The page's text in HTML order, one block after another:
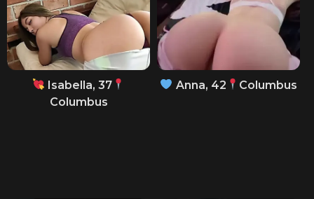
Isabella, 37
Columbus
Anna, 42 Columbus